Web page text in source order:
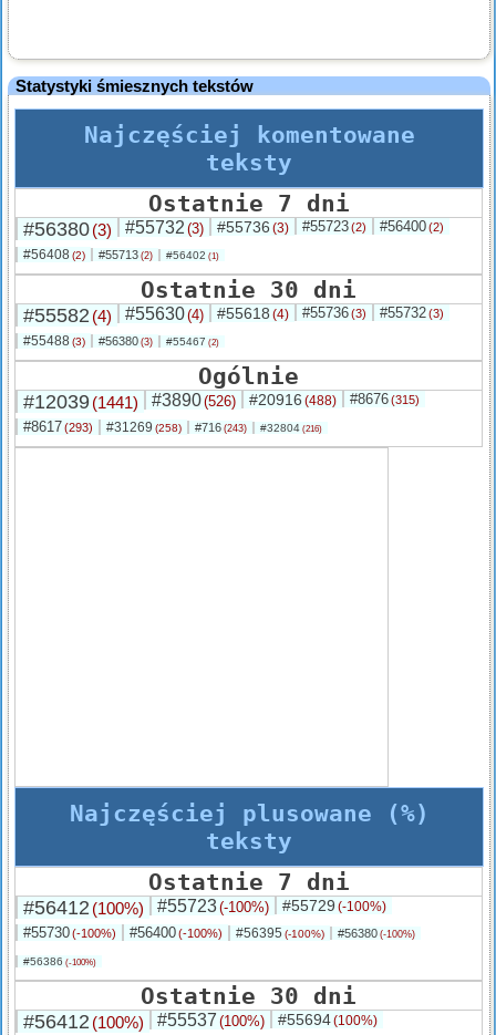
Statystyki śmiesznych tekstów
Najczęściej komentowane
teksty
Ostatnie 7 dni
#56380(3) #55732 (3) #55736 (3) #55723(2) #56400(2)
#56408 (2) #55713 (2) #56402 (1)
Ostatnie 30 dni
#55582 (4) #55630(4) #55618 (4) #55736(3) #55732(3)
#55488 (3) #56380 (3) #55467 (2)
Ogólnie
#12039(1441) #3890(526) #20916 (488) #8676(315)
#8617(293) #31269 (258) #716 (243) #32804 (216)
Najczęściej plusowane (%)
teksty
Ostatnie 7 dni
#56412 (100%) #55723(-100%) #55729 (-100%)
#55730(-100%) #56400(-100%) #56395 (-100%) #56380 (-100%)
#56386 (-100%)
Ostatnie 30 dni
#56412 (100%) #55537 (100%) #55694(100%)